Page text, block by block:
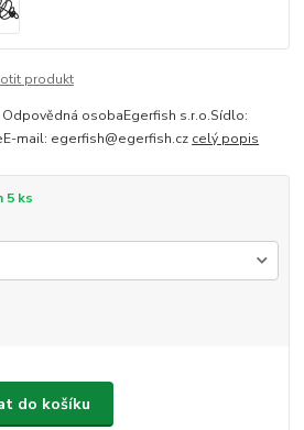
produkt
osobaEgerfish s.r.o.Sídlo:
mail: egerfish@egerfish.cz celý popis
5 ks
do košíku